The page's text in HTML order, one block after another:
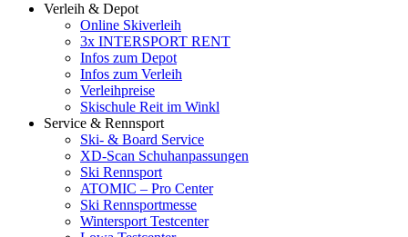
Verleih & Depot
Online Skiverleih
3x INTERSPORT RENT
Infos zum Depot
Infos zum Verleih
Verleihpreise
Skischule Reit im Winkl
Service & Rennsport
Ski- & Board Service
XD-Scan Schuhanpassungen
Ski Rennsport
ATOMIC – Pro Center
Ski Rennsportmesse
Wintersport Testcenter